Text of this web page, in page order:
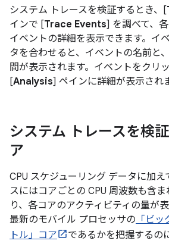
システム トレースを検証するとき、[
インで [Trace Events] を調べて、
イベントの詳細を表示できます。イ
タを合わせると、イベントの名前と
間が表示されます。イベントをクリッ
[Analysis] ペインに詳細が表示され
システム トレースを検
ア
CPU スケジューリング データに加え
スにはコアごとの CPU 周波数も含ま
り、各コアのアクティビティの量が
最新のモバイル プロセッサの 「ビ
トル」コア
であるかを把握するの